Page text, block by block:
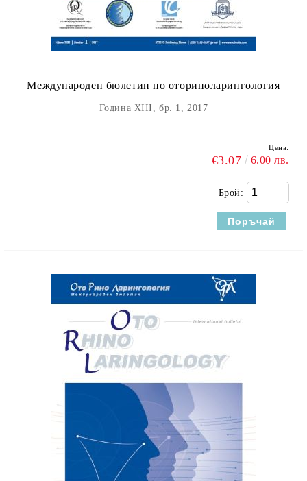
Международен бюлетин по оториноларингология
Година XIII, бр. 1, 2017
Цена:
€3.07 6.00 лв.
Брой: